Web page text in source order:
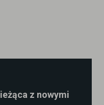
z nowymi